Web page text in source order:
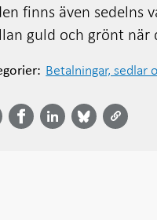
finns även sedelns
guld och grönt när
Betalningar, sedlar
påLinkedIn
-
på
Bluesky
på
Twitter